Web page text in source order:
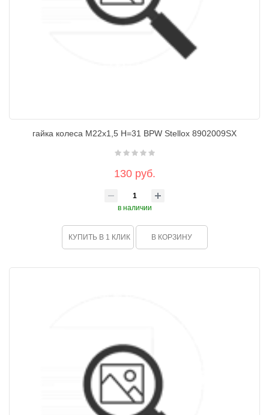
гайка колеса М22х1,5 H=31 BPW Stellox 8902009SX
130 руб.
в наличии
КУПИТЬ В 1 КЛИК В КОРЗИНУ